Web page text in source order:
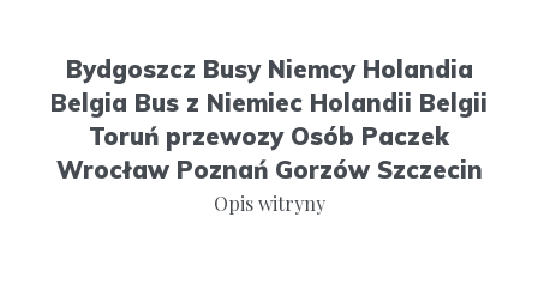
Bydgoszcz Busy Niemcy Holandia
Belgia Bus z Niemiec Holandii Belgii
Toruń przewozy Osób Paczek
Wrocław Poznań Gorzów Szczecin
Opis witryny